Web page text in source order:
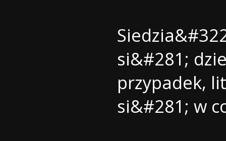
si&#281;
przypadek,
si&#281; w